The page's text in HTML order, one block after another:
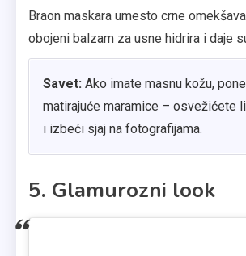
Braon maskara umesto crne
obojeni balzam za usne hidrira i daje
Savet: Ako imate masnu kožu,
matirajuće maramice – osvežićete
i izbeći sjaj na fotografijama.
5. Glamurozni look